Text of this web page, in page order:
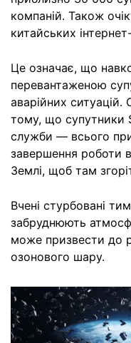
компаній. Також
китайських
Це означає, що
перевантаженою
аварійних
тому, що супутники
служби — всього
завершення роботи
Землі, щоб там
Вчені стурбовані
забруднюють
може призвести до
озонового шару.